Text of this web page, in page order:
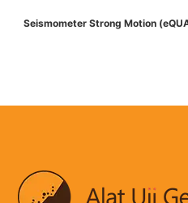
Seismometer Strong Motion